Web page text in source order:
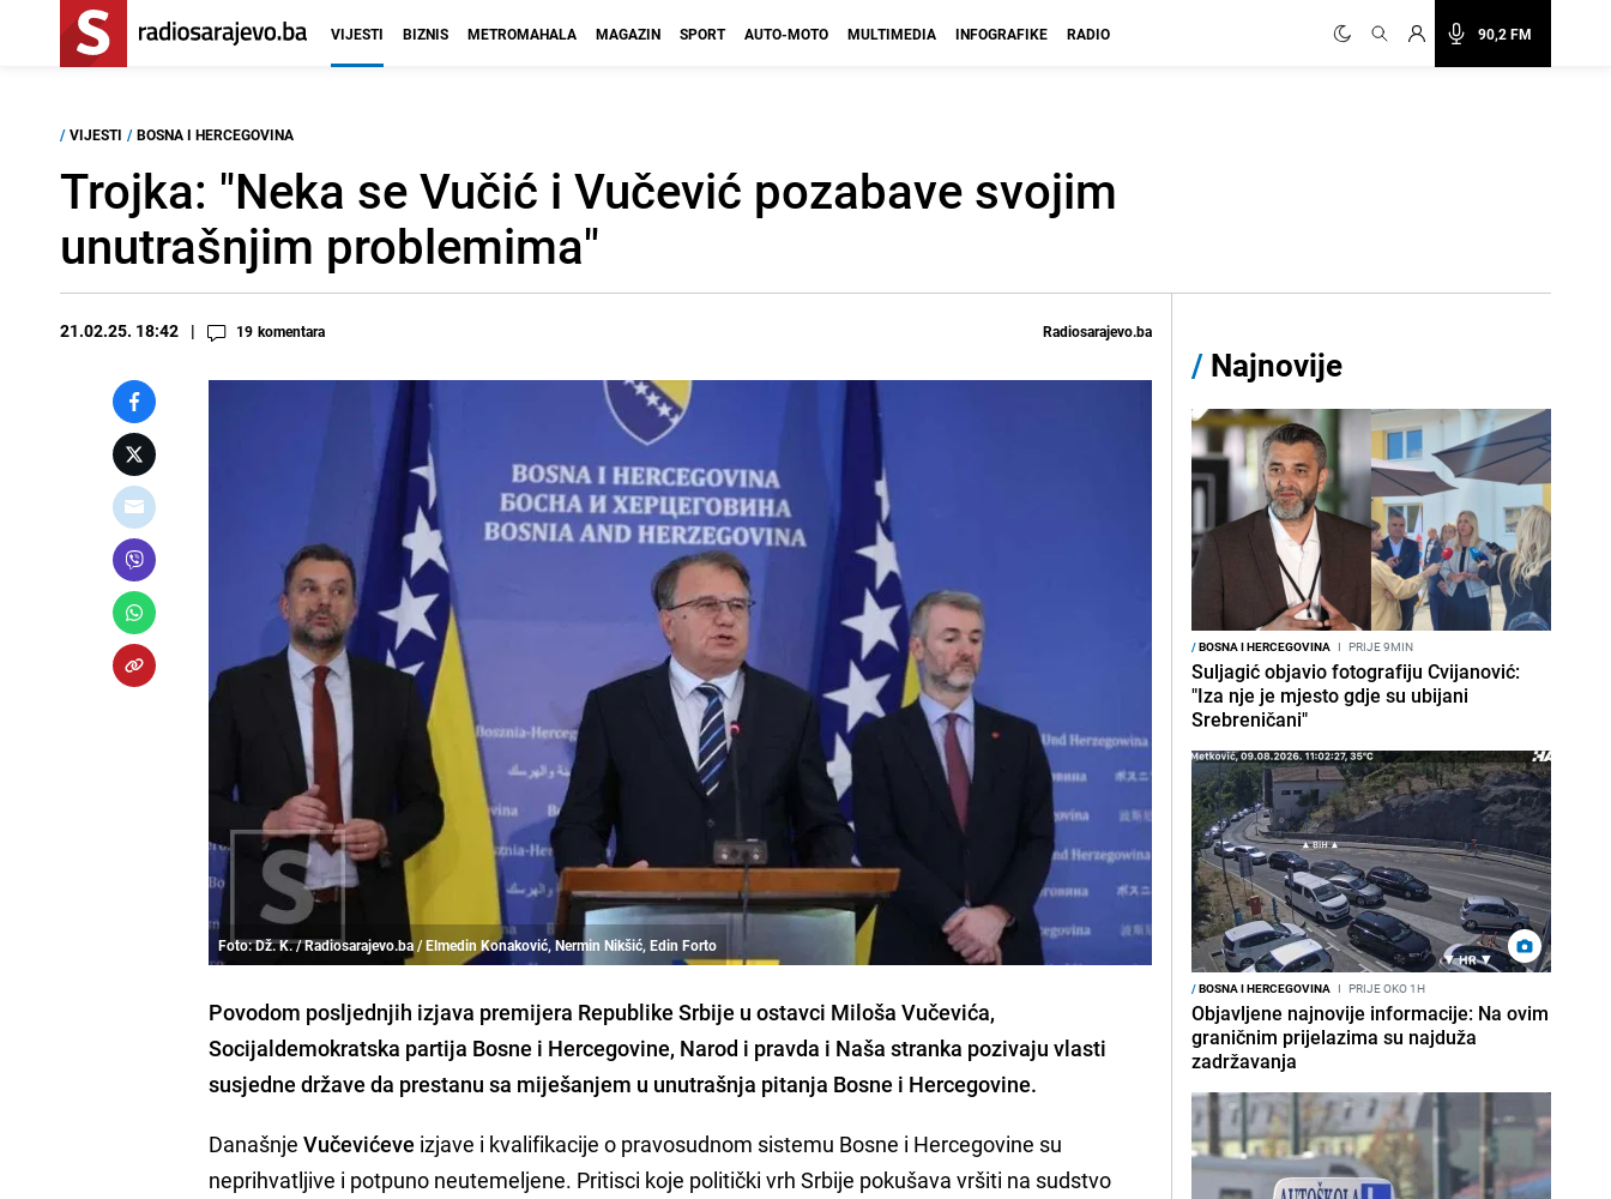
90,2 FM
VIJESTI BIZNIS METROMAHALA MAGAZIN SPORT AUTO-MOTO MULTIMEDIA INFOGRAFIKE RADIO
/ VIJESTI / BOSNA I HERCEGOVINA
Trojka: "Neka se Vučić i Vučević pozabave svojim
unutrašnjim problemima"
21.02.25. 18:42 19 komentara Radiosarajevo.ba
Foto: Dž. K. / Radiosarajevo.ba / Elmedin Konaković, Nermin Nikšić, Edin Forto
Povodom posljednjih izjava premijera Republike Srbije u ostavci Miloša Vučevića,
Socijaldemokratska partija Bosne i Hercegovine, Narod i pravda i Naša stranka pozivaju vlasti
susjedne države da prestanu sa miješanjem u unutrašnja pitanja Bosne i Hercegovine.
DanašnjeVučevićeve izjave i kvalifikacije o pravosudnom sistemu Bosne i Hercegovine su
neprihvatljive i potpuno neutemeljene. Pritisci koje politički vrh Srbije pokušava vršiti na sudstvo
/ Najnovije
/BOSNA I HERCEGOVINA I PRIJE 9MIN
Suljagić objavio fotografiju Cvijanović:
"Iza nje je mjesto gdje su ubijani
Srebreničani"
/BOSNA I HERCEGOVINA I PRIJE OKO 1H
Objavljene najnovije informacije: Na ovim
graničnim prijelazima su najduža
zadržavanja